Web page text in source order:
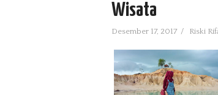
Wisata
Desember 17, 2017 / Riski